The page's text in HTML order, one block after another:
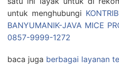
untuk menghubungi
BANYUMANIK-JAVA MICE
0857-9999-1272
baca juga berbagai layanan